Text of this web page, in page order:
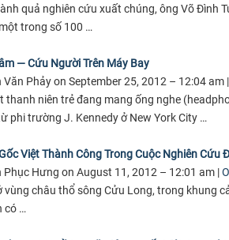
quả nghiên cứu xuất chúng, ông Võ Đình
trong số 100 …
— Cứu Người Trên Máy Bay
Phảy on September 25, 2012 – 12:04 am |
thanh niên trẻ đang mang ống nghe
phi trường J. Kennedy ở New York City …
Việt Thành Công Trong Cuộc Nghiên Cứu
Phục Hưng on August 11, 2012 – 12:01 am |
vùng châu thổ sông Cửu Long, trong khung
có …